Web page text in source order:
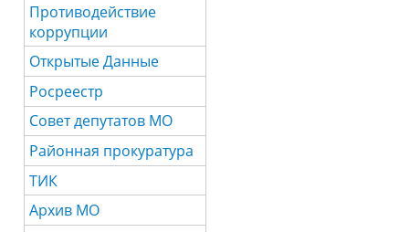
Противодействие
коррупции
Открытые Данные
Росреестр
Совет депутатов МО
Районная прокуратура
ТИК
Архив МО